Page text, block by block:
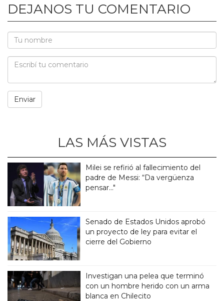
DEJANOS TU COMENTARIO
LAS MÁS VISTAS
Milei se refirió al fallecimiento del
padre de Messi: “Da vergüenza
pensar..."
Senado de Estados Unidos aprobó
un proyecto de ley para evitar el
cierre del Gobierno
Investigan una pelea que terminó
con un hombre herido con un arma
blanca en Chilecito